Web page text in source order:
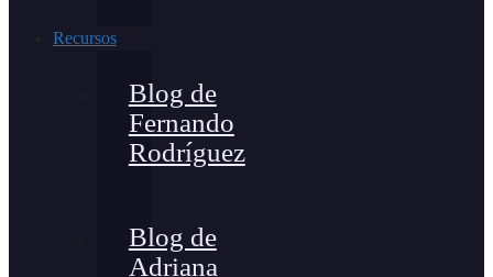
Recursos
Blog de
Fernando
Rodríguez
Blog de
Adriana